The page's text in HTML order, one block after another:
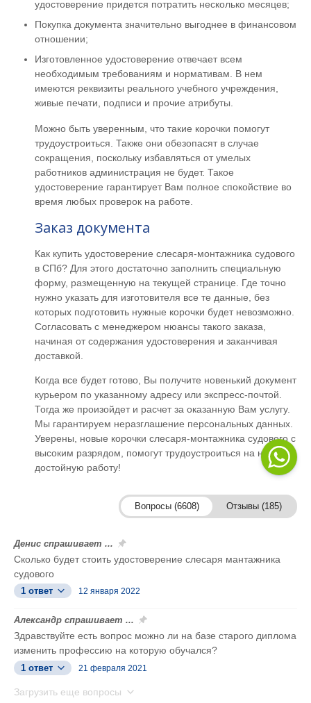
удостоверение придется потратить несколько месяцев;
Покупка документа значительно выгоднее в финансовом
отношении;
Изготовленное удостоверение отвечает всем
необходимым требованиям и нормативам. В нем
имеются реквизиты реального учебного учреждения,
живые печати, подписи и прочие атрибуты.
Можно быть уверенным, что такие корочки помогут
трудоустроиться. Также они обезопасят в случае
сокращения, поскольку избавляться от умелых
работников администрация не будет. Такое
удостоверение гарантирует Вам полное спокойствие во
время любых проверок на работе.
Заказ документа
Как купить удостоверение слесаря-монтажника судового
в СПб? Для этого достаточно заполнить специальную
форму, размещенную на текущей странице. Где точно
нужно указать для изготовителя все те данные, без
которых подготовить нужные корочки будет невозможно.
Согласовать с менеджером нюансы такого заказа,
начиная от содержания удостоверения и заканчивая
доставкой.
Когда все будет готово, Вы получите новенький документ
курьером по указанному адресу или экспресс-почтой.
Тогда же произойдет и расчет за оказанную Вам услугу.
Мы гарантируем неразглашение персональных данных.
Уверены, новые корочки слесаря-монтажника судового с
высоким разрядом, помогут трудоустроиться на новую
достойную работу!
Вопросы (6608) Отзывы (185)
Денис спрашивает ...
Сколько будет стоить удостоверение слесаря мантажника
судового
1 ответ 12 января 2022
Александр спрашивает ...
Здравствуйте есть вопрос можно ли на базе старого диплома
изменить профессию на которую обучался?
1 ответ 21 февраля 2021
Загрузить еще вопросы